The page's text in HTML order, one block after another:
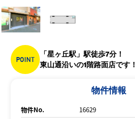
POINT
「星ヶ丘駅」駅徒歩7分！
東山通沿いの1階路面店です！
物件情報
物件No.
16629